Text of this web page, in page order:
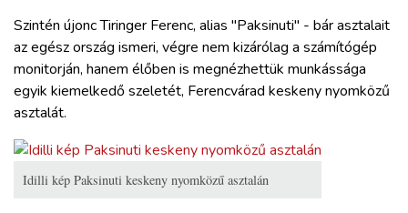
Szintén újonc Tiringer Ferenc, alias "Paksinuti" - bár asztalait
az egész ország ismeri, végre nem kizárólag a számítógép
monitorján, hanem élőben is megnézhettük munkássága
egyik kiemelkedő szeletét, Ferencvárad keskeny nyomközű
asztalát.
Idilli kép Paksinuti keskeny nyomközű asztalán